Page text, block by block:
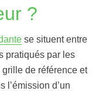
?
se situent entre
pratiqués par les
grille de référence et
l’émission d’un